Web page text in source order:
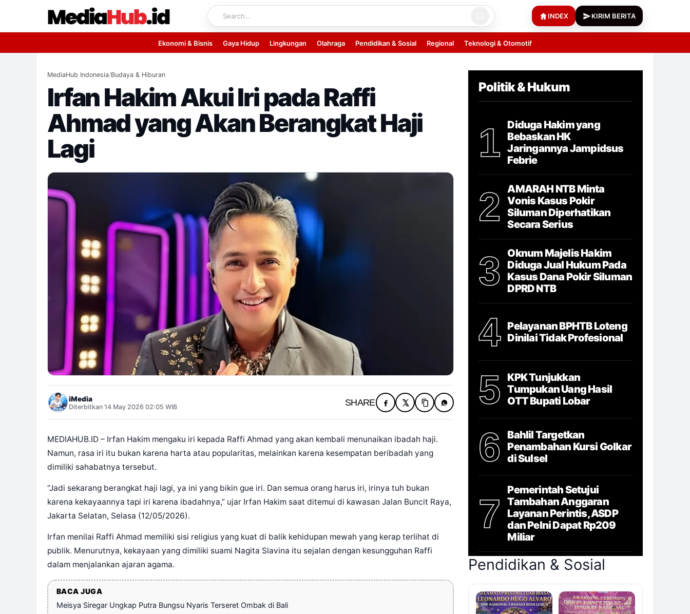
content
INDEX KIRIM BERITA
Ekonomi & Bisnis Gaya Hidup Lingkungan Olahraga Pendidikan & Sosial Regional Teknologi & Otomotif
MediaHub Indonesia/Budaya & Hiburan
Irfan Hakim Akui Iri pada Raffi
Ahmad yang Akan Berangkat Haji
Lagi
iMedia
Diterbitkan 14 May 2026 02:05 WIB SHARE
MEDIAHUB.ID – Irfan Hakim mengaku iri kepada Raffi Ahmad yang akan kembali menunaikan ibadah haji.
Namun, rasa iri itu bukan karena harta atau popularitas, melainkan karena kesempatan beribadah yang
dimiliki sahabatnya tersebut.
“Jadi sekarang berangkat haji lagi, ya ini yang bikin gue iri. Dan semua orang harus iri, irinya tuh bukan
karena kekayaannya tapi iri karena ibadahnya,” ujar Irfan Hakim saat ditemui di kawasan Jalan Buncit Raya,
Jakarta Selatan, Selasa (12/05/2026).
Irfan menilai Raffi Ahmad memiliki sisi religius yang kuat di balik kehidupan mewah yang kerap terlihat di
publik. Menurutnya, kekayaan yang dimiliki suami Nagita Slavina itu sejalan dengan kesungguhan Raffi
dalam menjalankan ajaran agama.
BACA JUGA
Meisya Siregar Ungkap Putra Bungsu Nyaris Terseret Ombak di Bali
Politik & Hukum
1
Diduga Hakim yang
Bebaskan HK
Jaringannya Jampidsus
Febrie
2
AMARAH NTB Minta
Vonis Kasus Pokir
Siluman Diperhatikan
Secara Serius
3
Oknum Majelis Hakim
Diduga Jual Hukum Pada
Kasus Dana Pokir Siluman
DPRD NTB
4
Pelayanan BPHTB Loteng
Dinilai Tidak Profesional
5
KPK Tunjukkan
Tumpukan Uang Hasil
OTT Bupati Lobar
6
Bahlil Targetkan
Penambahan Kursi Golkar
di Sulsel
7
Pemerintah Setujui
Tambahan Anggaran
Layanan Perintis, ASDP
dan Pelni Dapat Rp209
Miliar
Pendidikan & Sosial